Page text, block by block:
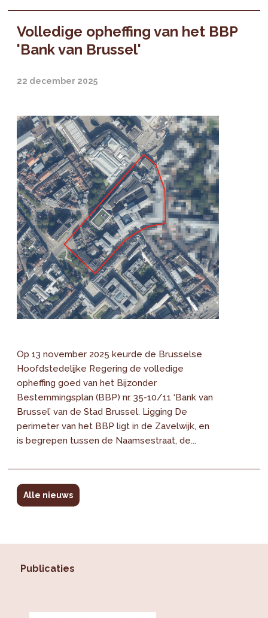
Volledige opheffing van het BBP
'Bank van Brussel'
22 december 2025
Op 13 november 2025 keurde de Brusselse
Hoofdstedelijke Regering de volledige
opheffing goed van het Bijzonder
Bestemmingsplan (BBP) nr. 35-10/11 ‘Bank van
Brussel’ van de Stad Brussel. Ligging De
perimeter van het BBP ligt in de Zavelwijk, en
is begrepen tussen de Naamsestraat, de...
Alle nieuws
Publicaties